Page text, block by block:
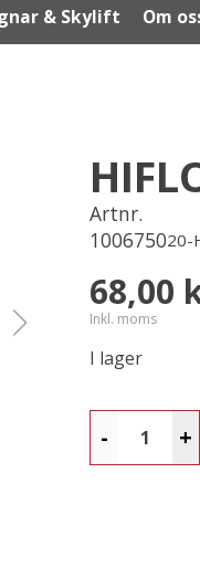
& Skylift Om
Artnr.
100675020-
68,00
Inkl. moms
I lager
- +